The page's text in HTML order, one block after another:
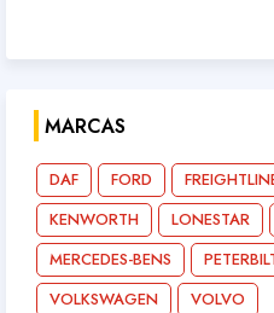
MARCAS
DAF FORD
KENWORTH
LONESTAR
MERCEDES-BENS
VOLKSWAGEN
VOLVO